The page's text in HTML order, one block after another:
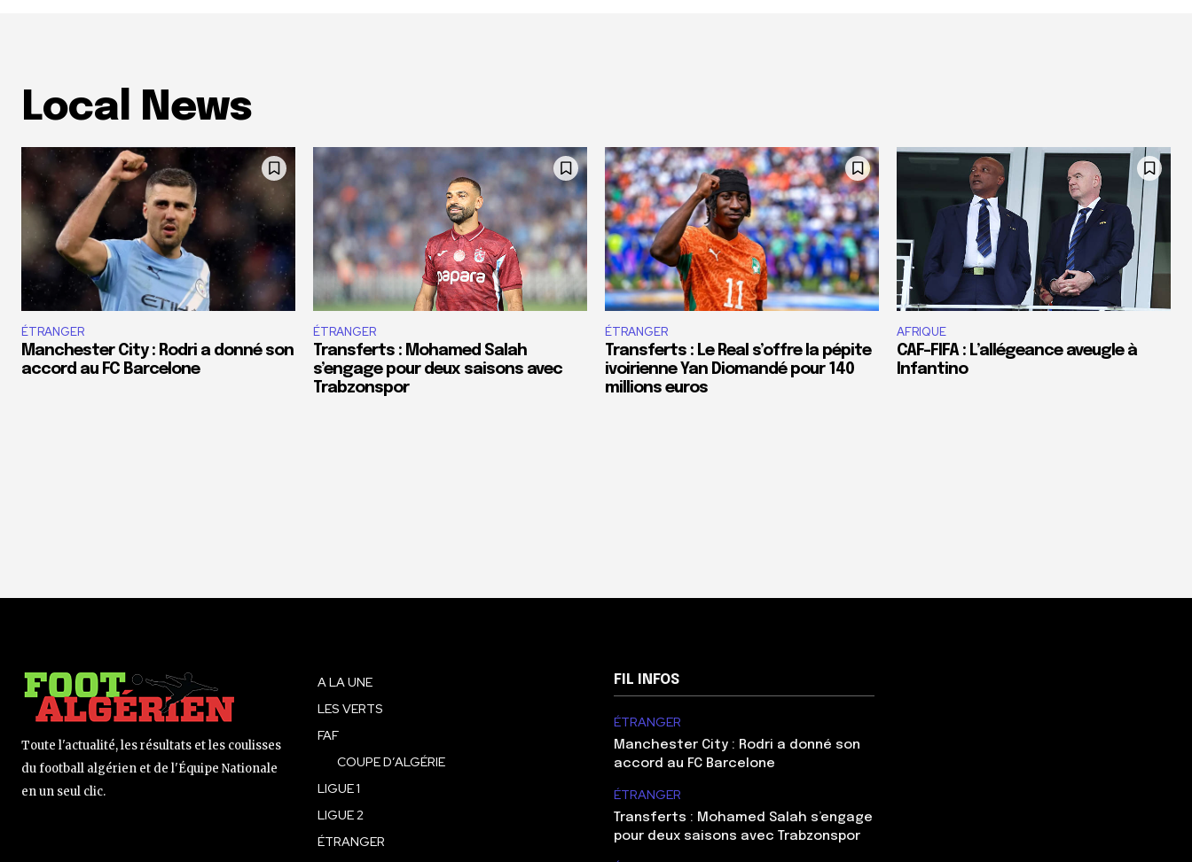
Local News
ÉTRANGER
Manchester City : Rodri a donné son
accord au FC Barcelone
ÉTRANGER
Transferts : Mohamed Salah
s’engage pour deux saisons avec
Trabzonspor
ÉTRANGER
Transferts : Le Real s’offre la pépite
ivoirienne Yan Diomandé pour 140
millions euros
AFRIQUE
CAF-FIFA : L’allégeance aveugle à
Infantino
Toute l'actualité, les résultats et les coulisses
du football algérien et de l'Équipe Nationale
en un seul clic.
A LA UNE
LES VERTS
FAF
COUPE D’ALGÉRIE
LIGUE 1
LIGUE 2
ÉTRANGER
FIL INFOS
ÉTRANGER
Manchester City : Rodri a donné son
accord au FC Barcelone
ÉTRANGER
Transferts : Mohamed Salah s’engage
pour deux saisons avec Trabzonspor